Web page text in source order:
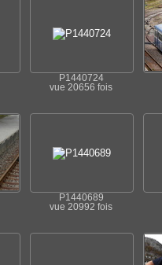
P1440724
vue 20656 fois
P1440689
vue 20992 fois